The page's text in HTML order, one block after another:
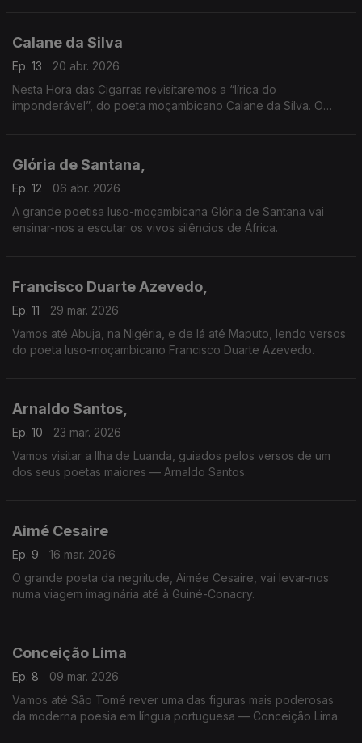
Calane da Silva
Ep. 13
20 abr. 2026
Nesta Hora das Cigarras revisitaremos a “lírica do
imponderável”, do poeta moçambicano Calane da Silva. O
Glória de Santana,
Ep. 12
06 abr. 2026
A grande poetisa luso-moçambicana Glória de Santana vai
ensinar-nos a escutar os vivos silêncios de África.
Francisco Duarte Azevedo,
Ep. 11
29 mar. 2026
Vamos até Abuja, na Nigéria, e de lá até Maputo, lendo versos
do poeta luso-moçambicano Francisco Duarte Azevedo.
Arnaldo Santos,
Ep. 10
23 mar. 2026
Vamos visitar a Ilha de Luanda, guiados pelos versos de um
dos seus poetas maiores — Arnaldo Santos.
Aimé Cesaire
Ep. 9
16 mar. 2026
O grande poeta da negritude, Aimée Cesaire, vai levar-nos
numa viagem imaginária até à Guiné-Conacry.
Conceição Lima
Ep. 8
09 mar. 2026
Vamos até São Tomé rever uma das figuras mais poderosas
da moderna poesia em língua portuguesa — Conceição Lima.